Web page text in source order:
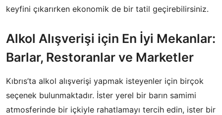
keyfini çıkarırken ekonomik de bir tatil geçirebilirsiniz.
Alkol Alışverişi için En İyi Mekanlar:
Barlar, Restoranlar ve Marketler
Kıbrıs’ta alkol alışverişi yapmak isteyenler için birçok
seçenek bulunmaktadır. İster yerel bir barın samimi
atmosferinde bir içkiyle rahatlamayı tercih edin, ister bir